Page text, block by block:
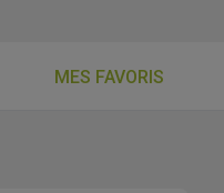
MES FAVORIS